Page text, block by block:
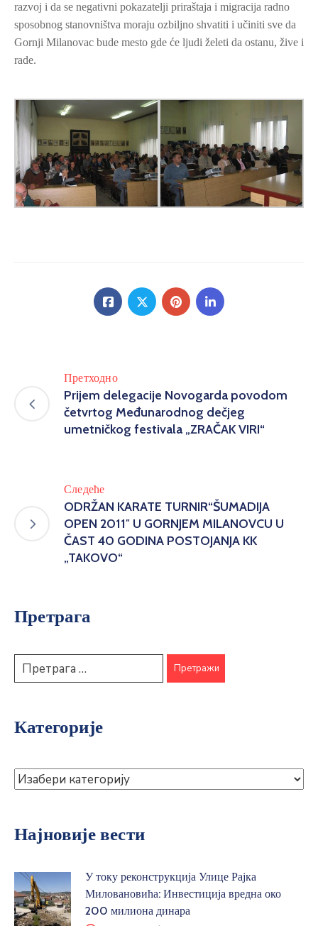
razvoj i da se negativni pokazatelji priraštaja i migracija radno
sposobnog stanovništva moraju ozbiljno shvatiti i učiniti sve da
Gornji Milanovac bude mesto gde će ljudi želeti da ostanu, žive i
rade.
Претходно
Prijem delegacije Novogarda povodom
četvrtog Međunarodnog dečjeg
umetničkog festivala „ZRAČAK VIRI“
Следеће
ODRŽAN KARATE TURNIR“ŠUMADIJA
OPEN 2011″ U GORNJEM MILANOVCU U
ČAST 40 GODINA POSTOJANJA KK
„TAKOVO“
Претрага
Категорије
Најновије вести
У току реконструкција Улице Рајка
Миловановића: Инвестиција вредна око
200 милиона динара